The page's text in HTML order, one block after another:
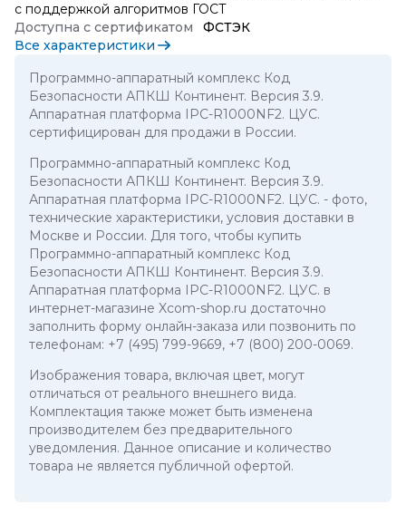
с поддержкой алгоритмов ГОСТ
Доступна с сертификатом
ФСТЭК
Все характеристики
Программно-аппаратный комплекс Код
Безопасности АПКШ Континент. Версия 3.9.
Аппаратная платформа IPC-R1000NF2. ЦУС.
сертифицирован для продажи в России.
Программно-аппаратный комплекс Код
Безопасности АПКШ Континент. Версия 3.9.
Аппаратная платформа IPC-R1000NF2. ЦУС. - фото,
технические характеристики, условия доставки в
Москве и России. Для того, чтобы купить
Программно-аппаратный комплекс Код
Безопасности АПКШ Континент. Версия 3.9.
Аппаратная платформа IPC-R1000NF2. ЦУС. в
интернет-магазине Xcom-shop.ru достаточно
заполнить форму онлайн-заказа или позвонить по
телефонам: +7 (495) 799-9669, +7 (800) 200-0069.
Изображения товара, включая цвет, могут
отличаться от реального внешнего вида.
Комплектация также может быть изменена
производителем без предварительного
уведомления. Данное описание и количество
товара не является публичной офертой.